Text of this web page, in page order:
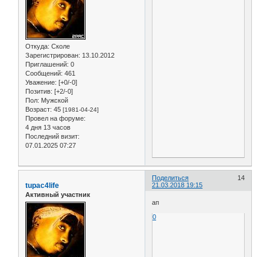
Откуда: Сколе
Зарегистрирован: 13.10.2012
Приглашений: 0
Сообщений: 461
Уважение: [+0/-0]
Позитив: [+2/-0]
Пол: Мужской
Возраст: 45 [1981-04-24]
Провел на форуме:
4 дня 13 часов
Последний визит:
07.01.2025 07:27
Поделиться
14
21.03.2018 19:15
tupac4life
Активный участник
ап
0